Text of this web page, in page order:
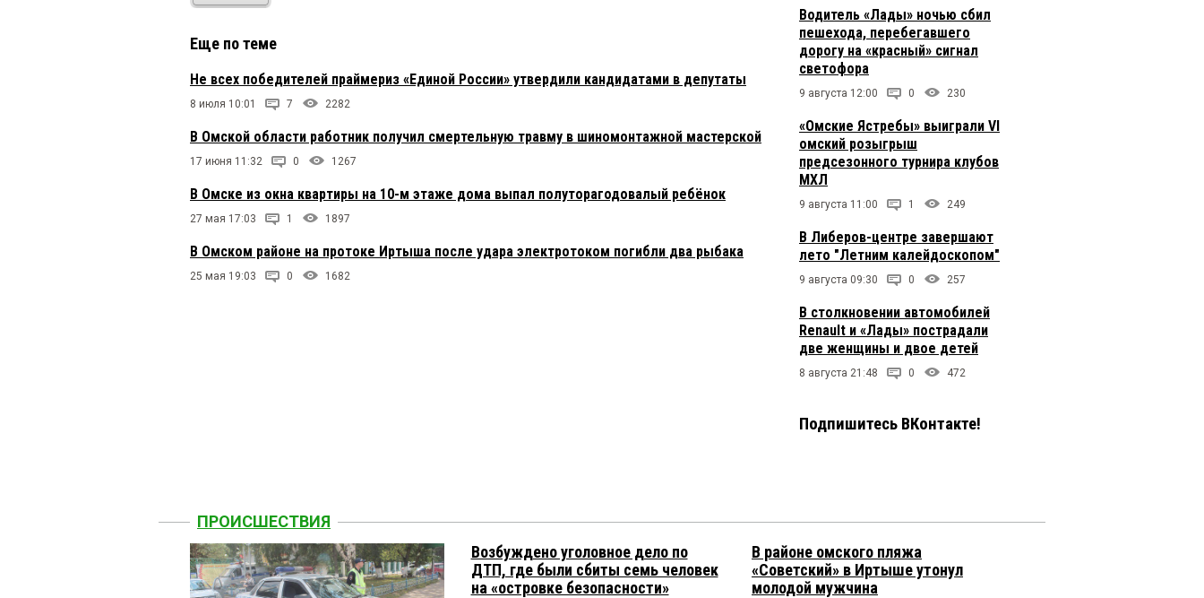
Еще по теме
Не всех победителей праймериз «Единой России» утвердили кандидатами в депутаты
8 июля 10:01 7 2282
В Омской области работник получил смертельную травму в шиномонтажной мастерской
17 июня 11:32 0 1267
В Омске из окна квартиры на 10-м этаже дома выпал полуторагодовалый ребёнок
27 мая 17:03 1 1897
В Омском районе на протоке Иртыша после удара электротоком погибли два рыбака
25 мая 19:03 0 1682
Водитель «Лады» ночью сбил
пешехода, перебегавшего
дорогу на «красный» сигнал
светофора
9 августа 12:00 0 230
«Омские Ястребы» выиграли VI
омский розыгрыш
предсезонного турнира клубов
МХЛ
9 августа 11:00 1 249
В Либеров-центре завершают
лето "Летним калейдоскопом"
9 августа 09:30 0 257
В столкновении автомобилей
Renault и «Лады» пострадали
две женщины и двое детей
8 августа 21:48 0 472
Подпишитесь ВКонтакте!
ПРОИСШЕСТВИЯ
Возбуждено уголовное дело по
ДТП, где были сбиты семь человек
на «островке безопасности»
В районе омского пляжа
«Советский» в Иртыше утонул
молодой мужчина